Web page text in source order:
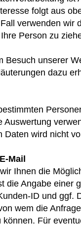
folgt aus
verwenden wir
Person zu
Besuch unserer
dazu
Auswertung
Daten wird nicht
Mail
Ihnen die
die Angabe einer
ID und ggf.
wem die
Für